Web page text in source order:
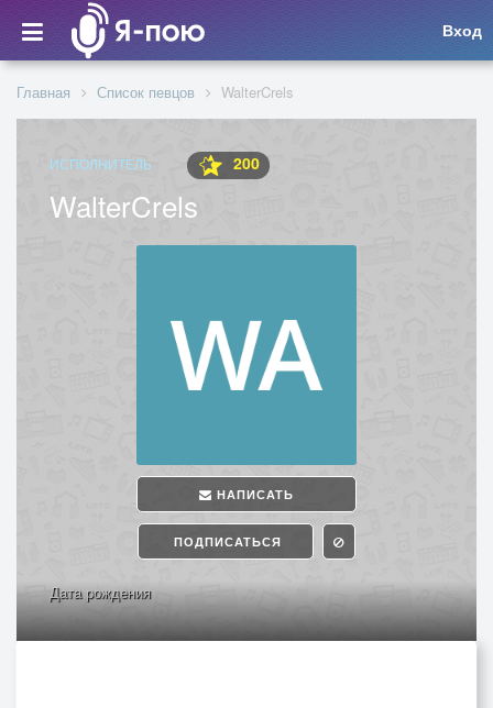
Вход
Главная Список певцов WalterCrels
ИСПОЛНИТЕЛЬ 200
WalterCrels
НАПИСАТЬ
ПОДПИСАТЬСЯ
Дата рождения